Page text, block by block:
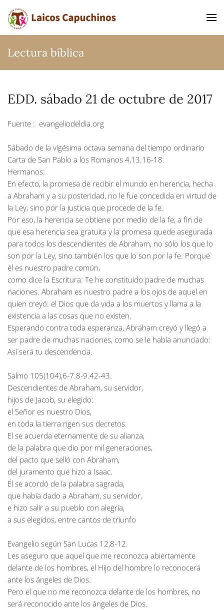
Ir al contenido principal
Lectura bíblica
EDD. sábado 21 de octubre de 2017
Fuente : evangeliodeldia.org
Sábado de la vigésima octava semana del tiempo ordinario
Carta de San Pablo a los Romanos 4,13.16-18.
Hermanos:
En efecto, la promesa de recibir el mundo en herencia, hecha
a Abraham y a su posteridad, no le fue concedida en virtud de
la Ley, sino por la justicia que procede de la fe.
Por eso, la herencia se obtiene por medio de la fe, a fin de
que esa herencia sea gratuita y la promesa quede asegurada
para todos los descendientes de Abraham, no sólo los que lo
son por la Ley, sino también los que lo son por la fe. Porque
él es nuestro padre común,
como dice la Escritura: Te he constituido padre de muchas
naciones. Abraham es nuestro padre a los ojos de aquel en
quien creyó: el Dios que da vida a los muertos y llama a la
existencia a las cosas que no existen.
Esperando contra toda esperanza, Abraham creyó y llegó a
ser padre de muchas naciones, como se le había anunciado:
Así será tu descendencia.
Salmo 105(104),6-7.8-9.42-43.
Descendientes de Abraham, su servidor,
hijos de Jacob, su elegido:
el Señor es nuestro Dios,
en toda la tierra rigen sus decretos.
El se acuerda eternamente de su alianza,
de la palabra que dio por mil generaciones,
del pacto que selló con Abraham,
del juramento que hizo a Isaac.
Él se acordó de la palabra sagrada,
que había dado a Abraham, su servidor,
e hizo salir a su pueblo con alegría,
a sus elegidos, entre cantos de triunfo
Evangelio según San Lucas 12,8-12.
Les aseguro que aquel que me reconozca abiertamente
delante de los hombres, el Hijo del hombre lo reconocerá
ante los ángeles de Dios.
Pero el que no me reconozca delante de los hombres, no
será reconocido ante los ángeles de Dios.